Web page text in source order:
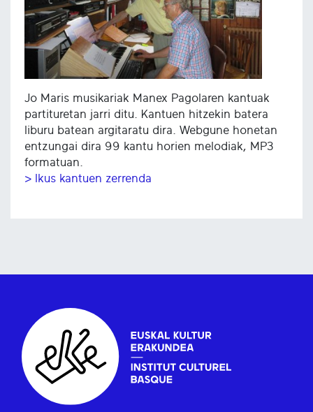
Jo Maris musikariak Manex Pagolaren kantuak
partituretan jarri ditu. Kantuen hitzekin batera
liburu batean argitaratu dira. Webgune honetan
entzungai dira 99 kantu horien melodiak, MP3
formatuan.
> Ikus kantuen zerrenda